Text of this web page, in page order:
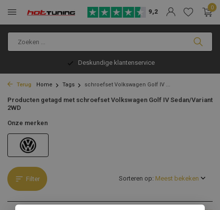
9,2
0
Deskundige klantenservice
Terug Home Tags schroefset Volkswagen Golf IV ...
Producten getagd met schroefset Volkswagen Golf IV Sedan/Variant
2WD
Onze merken
Filter Sorteren op: